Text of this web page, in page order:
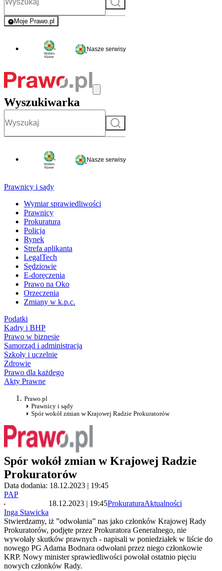
Moje Prawo.pl
- rejestracja i logowanie do serwisu
Nasze serwisy
Wyszukiwarka
Szukaj
Nasze serwisy
Prawnicy i sądy
Wymiar sprawiedliwości
Prawnicy
Prokuratura
Policja
Rynek
Strefa aplikanta
LegalTech
Sędziowie
E-doręczenia
Prawo na Oko
Orzeczenia
Zmiany w k.p.c.
Podatki
Kadry i BHP
Prawo w biznesie
Samorząd i administracja
Szkoły i uczelnie
Zdrowie
Prawo dla każdego
Akty Prawne
Prawo.pl
Prawnicy i sądy
Spór wokół zmian w Krajowej Radzie Prokuratorów
Spór wokół zmian w Krajowej Radzie
Prokuratorów
Data dodania: 18.12.2023 | 19:45
PAP
Inga Stawicka
18.12.2023 | 19:45ProkuraturaAktualności
Stwierdzamy, iż ”odwołania” nas jako członków Krajowej Rady
Prokuratorów, podjęte przez Prokuratora Generalnego, nie
wywołały skutków prawnych - napisali w poniedziałek w liście do
nowego PG Adama Bodnara odwołani przez niego członkowie
KRP. Nowy minister sprawiedliwości powołał ostatnio pięciu
nowych członków Rady.